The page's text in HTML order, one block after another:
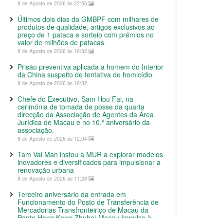
8 de Agosto de 2026 às 22:56
Últimos dois dias da GMBPF com milhares de
produtos de qualidade, artigos exclusivos ao
preço de 1 pataca e sorteio com prémios no
valor de milhões de patacas
8 de Agosto de 2026 às 18:32
Prisão preventiva aplicada a homem do Interior
da China suspeito de tentativa de homicídio
8 de Agosto de 2026 às 18:32
Chefe do Executivo, Sam Hou Fai, na
cerimónia de tomada de posse da quarta
direcção da Associação de Agentes da Área
Jurídica de Macau e no 10.º aniversário da
associação.
8 de Agosto de 2026 às 12:04
Tam Vai Man instou a MUR a explorar modelos
inovadores e diversificados para impulsionar a
renovação urbana
8 de Agosto de 2026 às 11:28
Terceiro aniversário da entrada em
Funcionamento do Posto de Transferência de
Mercadorias Transfronteiriço de Macau da